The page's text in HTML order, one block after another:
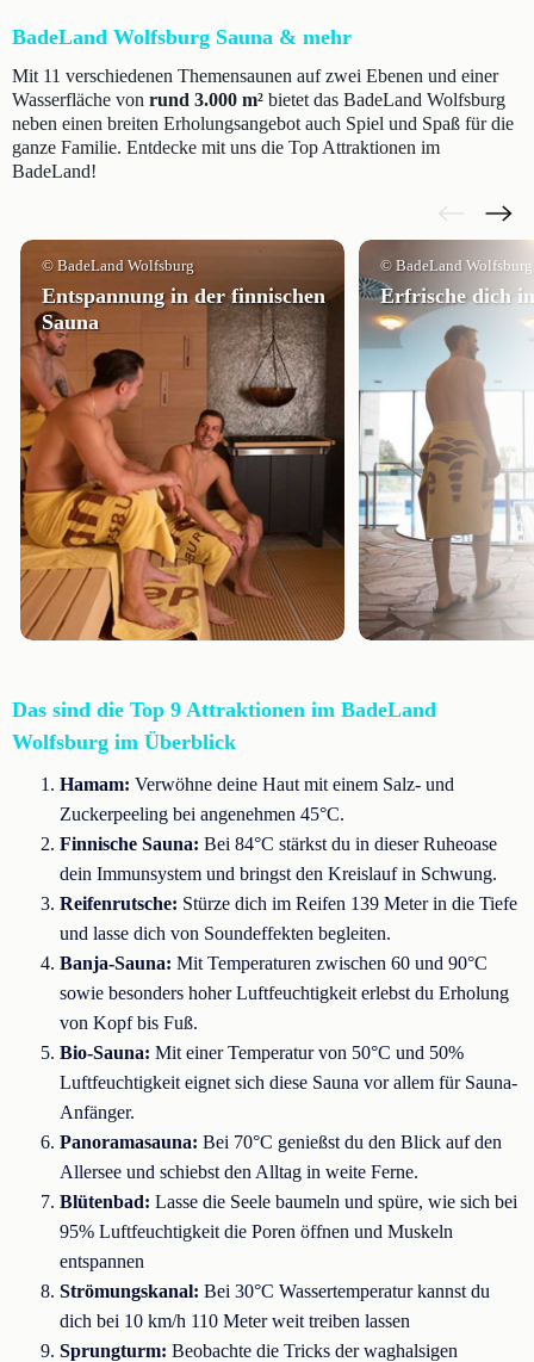
BadeLand Wolfsburg Sauna & mehr
Mit 11 verschiedenen Themensaunen auf zwei Ebenen und einer
Wasserfläche von rund 3.000 m² bietet das BadeLand Wolfsburg
neben einen breiten Erholungsangebot auch Spiel und Spaß für die
ganze Familie. Entdecke mit uns die Top Attraktionen im
BadeLand!
© BadeLand Wolfsburg
Entspannung in der finnischen
Sauna
© BadeLand Wolfsburg
Erfrische dich
Das sind die Top 9 Attraktionen im BadeLand
Wolfsburg im Überblick
Hamam: Verwöhne deine Haut mit einem Salz- und
Zuckerpeeling bei angenehmen 45°C.
Finnische Sauna: Bei 84°C stärkst du in dieser Ruheoase
dein Immunsystem und bringst den Kreislauf in Schwung.
Reifenrutsche: Stürze dich im Reifen 139 Meter in die Tiefe
und lasse dich von Soundeffekten begleiten.
Banja-Sauna: Mit Temperaturen zwischen 60 und 90°C
sowie besonders hoher Luftfeuchtigkeit erlebst du Erholung
von Kopf bis Fuß.
Bio-Sauna: Mit einer Temperatur von 50°C und 50%
Luftfeuchtigkeit eignet sich diese Sauna vor allem für Sauna-
Anfänger.
Panoramasauna: Bei 70°C genießst du den Blick auf den
Allersee und schiebst den Alltag in weite Ferne.
Blütenbad: Lasse die Seele baumeln und spüre, wie sich bei
95% Luftfeuchtigkeit die Poren öffnen und Muskeln
entspannen
Strömungskanal: Bei 30°C Wassertemperatur kannst du
dich bei 10 km/h 110 Meter weit treiben lassen
Sprungturm: Beobachte die Tricks der waghalsigen